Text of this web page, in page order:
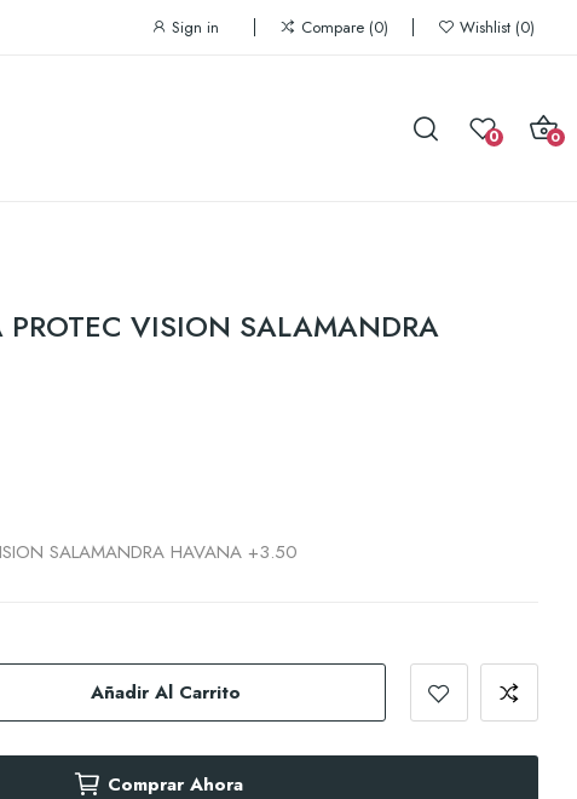
Sign in Compare 0 Wishlist 0
0 0
PROTEC VISION SALAMANDRA
SALAMANDRA HAVANA +3.50
Añadir Al Carrito
Comprar Ahora